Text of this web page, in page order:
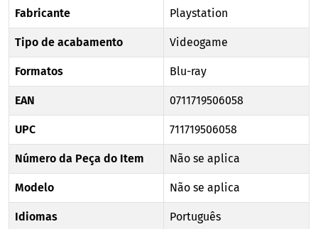
Fabricante Playstation
Tipo de acabamento Videogame
Formatos Blu-ray
EAN 0711719506058
UPC 711719506058
Número da Peça do Item Não se aplica
Modelo Não se aplica
Idiomas Português